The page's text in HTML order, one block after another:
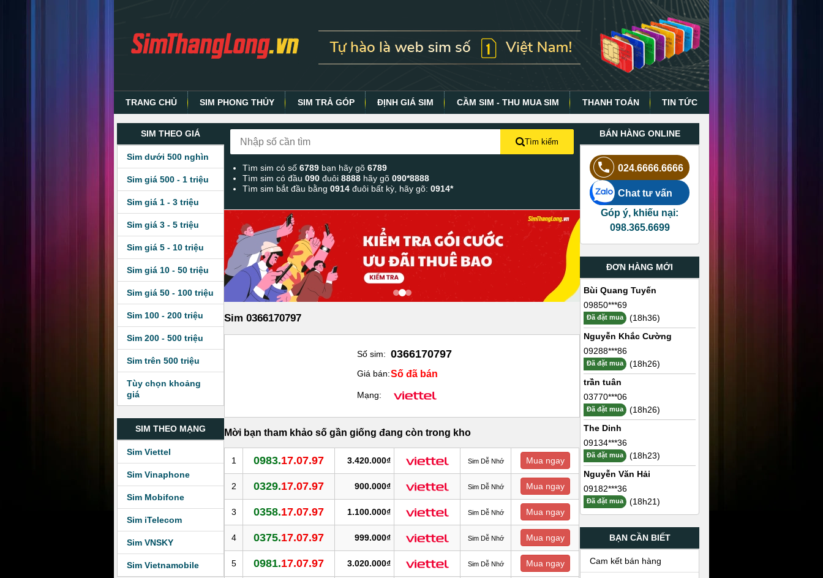
TRANG CHỦ SIM PHONG THỦY SIM TRẢ GÓP ĐỊNH GIÁ SIM CẦM SIM - THU MUA SIM THANH TOÁN TIN TỨC
SIM THEO GIÁ
Sim dưới 500 nghìn
Sim giá 500 - 1 triệu
Sim giá 1 - 3 triệu
Sim giá 3 - 5 triệu
Sim giá 5 - 10 triệu
Sim giá 10 - 50 triệu
Sim giá 50 - 100 triệu
Sim 100 - 200 triệu
Sim 200 - 500 triệu
Sim trên 500 triệu
Tùy chọn khoảng
giá
SIM THEO MẠNG
Sim Viettel
Sim Vinaphone
Sim Mobifone
Sim iTelecom
Sim VNSKY
Sim Vietnamobile
Tìm kiếm
Tìm sim có số6789 bạn hãy gõ6789
Tìm sim có đầu090đuôi8888 hãy gõ090*8888
Tìm sim bắt đầu bằng0914 đuôi bất kỳ, hãy gõ:0914*
Sim 0366170797
Số sim: 0366170797
Giá bán:Số đã bán
Mạng:
Mời bạn tham khảo số gần giống đang còn trong kho
1 0983.17.07.97 3.420.000₫ Sim Dễ Nhớ Mua ngay
2 0329.17.07.97 900.000₫ Sim Dễ Nhớ Mua ngay
3 0358.17.07.97 1.100.000₫ Sim Dễ Nhớ Mua ngay
4 0375.17.07.97 999.000₫ Sim Dễ Nhớ Mua ngay
5 0981.17.07.97 3.020.000₫ Sim Dễ Nhớ Mua ngay
BÁN HÀNG ONLINE
024.6666.6666
Chat tư vấn
Góp ý, khiếu nại:
098.365.6699
ĐƠN HÀNG MỚI
Bùi Quang Tuyến
09850***69
Đã đặt mua
(18h36)
Nguyễn Khắc Cường
09288***86
Đã đặt mua
(18h26)
trần tuân
03770***06
Đã đặt mua
(18h26)
The Dinh
09134***36
Đã đặt mua
(18h23)
Nguyễn Văn Hải
09182***36
Đã đặt mua (18h21)
BẠN CẦN BIẾT
Cam kết bán hàng